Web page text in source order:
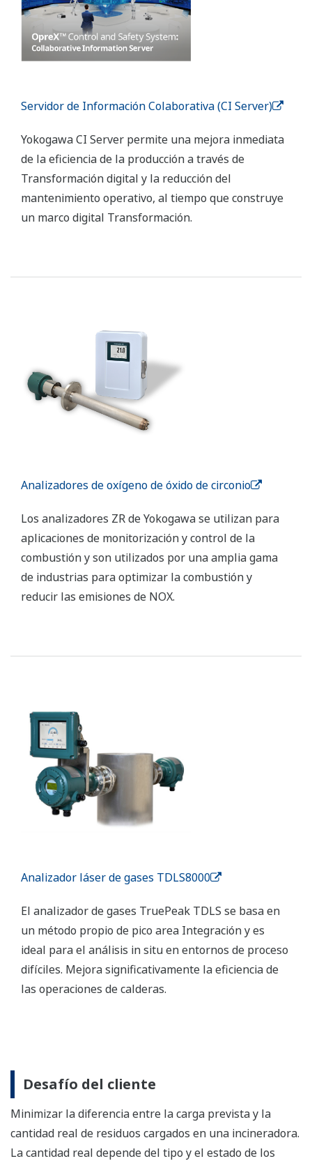
Servidor de Información Colaborativa (CI Server)
Yokogawa CI Server permite una mejora inmediata
de la eficiencia de la producción a través de
Transformación digital y la reducción del
mantenimiento operativo, al tiempo que construye
un marco digital Transformación.
Analizadores de oxígeno de óxido de circonio
Los analizadores ZR de Yokogawa se utilizan para
aplicaciones de monitorización y control de la
combustión y son utilizados por una amplia gama
de industrias para optimizar la combustión y
reducir las emisiones de NOX.
Analizador láser de gases TDLS8000
El analizador de gases TruePeak TDLS se basa en
un método propio de pico area Integración y es
ideal para el análisis in situ en entornos de proceso
difíciles. Mejora significativamente la eficiencia de
las operaciones de calderas.
Desafío del cliente
Minimizar la diferencia entre la carga prevista y la
cantidad real de residuos cargados en una incineradora.
La cantidad real depende del tipo y el estado de los